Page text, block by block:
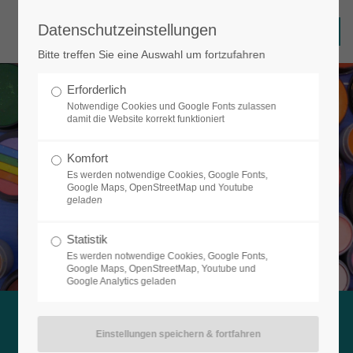
Passwort
Anmelden
Register|Lost your password?
Hier sind wir in der nächsten Zeit zu finden
Datenschutzeinstellungen
Bitte treffen Sie eine Auswahl um fortzufahren
Erforderlich
Notwendige Cookies und Google Fonts zulassen
damit die Website korrekt funktioniert
Komfort
Es werden notwendige Cookies, Google Fonts,
Google Maps, OpenStreetMap und Youtube
geladen
Statistik
Es werden notwendige Cookies, Google Fonts,
Google Maps, OpenStreetMap, Youtube und
Google Analytics geladen